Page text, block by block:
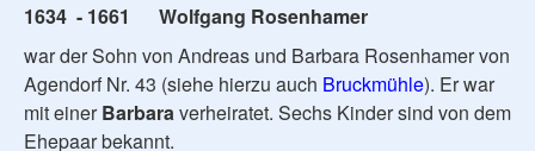
1634 - 1661 Wolfgang Rosenhamer
war der Sohn von Andreas und Barbara Rosenhamer von
Agendorf Nr. 43 (siehe hierzu auch Bruckmühle). Er war
mit einerBarbaraverheiratet. Sechs Kinder sind von dem
Ehepaar bekannt.